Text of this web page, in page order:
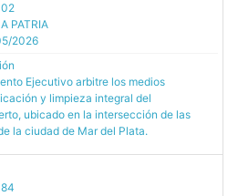
PATRIA
2026
Ejecutivo arbitre los medios
y limpieza integral del
ubicado en la intersección de las
la ciudad de Mar del Plata.